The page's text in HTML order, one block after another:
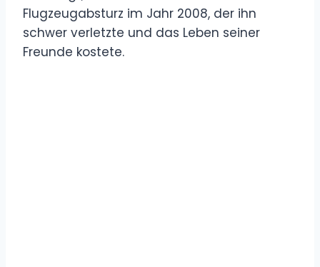
Flugzeugabsturz im Jahr 2008, der ihn
schwer verletzte und das Leben seiner
Freunde kostete.